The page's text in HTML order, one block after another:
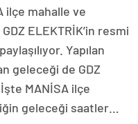
ilçe mahalle ve
ELEKTRİK’in resmi
Yapılan
geleceği de GDZ
MANİSA ilçe
geleceği saatler…